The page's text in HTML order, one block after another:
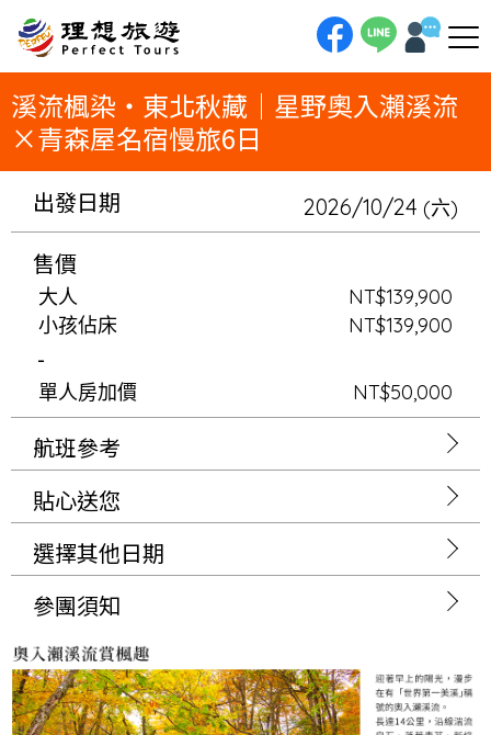
都有停下來的理由。最後在仙台櫸樹林蔭道裡收尾，六天，東北秋天最好的樣子。
溪流楓染・東北秋藏｜星野奧入瀨溪流
×青森屋名宿慢旅6日
出發日期 2026/10/24 (六)
售價
大人
NT$139,900
小孩佔床
NT$139,900
-
單人房加價 NT$50,000
航班參考
貼心送您
選擇其他日期
參團須知